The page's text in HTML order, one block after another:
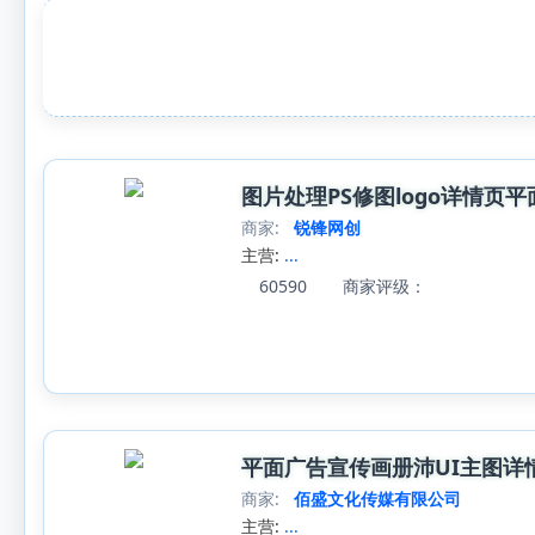
图片处理PS修图logo详情页
商家:
锐锋网创
主营: ...
60590
商家评级：
平面广告宣传画册沛UI主图
商家:
佰盛文化传媒有限公司
主营: ...